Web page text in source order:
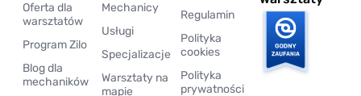
Oferta dla
warsztatów
Program Zilo
Blog dla
mechaników
Mechanicy
Usługi
Specjalizacje
Warsztaty na
mapie
Regulamin
Polityka
cookies
Polityka
prywatności